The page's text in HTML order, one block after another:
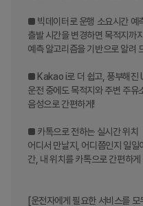
■ 빅데이터로 운행 소요시간 예
출발 시간을 변경하면 목적지까
예측 알고리즘을 기반으로 알려
■ Kakao i로 더 쉽고, 풍부해진
운전 중에도 목적지와 주변 주유
음성으로 간편하게!
■ 카톡으로 전하는 실시간 위치
어디서 만날지, 어디쯤인지 일일
간, 내 위치를 카톡으로 간편하게
[운전자에게 필요한 서비스를 모